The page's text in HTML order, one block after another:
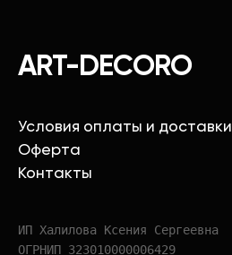
ART-DECORO
Условия оплаты и доставки
Оферта
Контакты
ИП Халилова Ксения Сергеевна
ОГРНИП 323010000006429